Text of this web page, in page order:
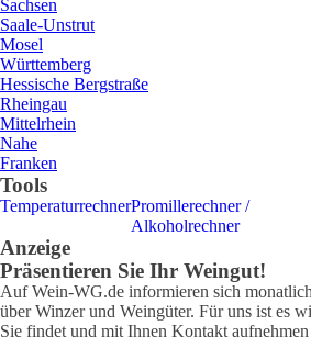
Sachsen
Saale-Unstrut
Mosel
Württemberg
Hessische Bergstraße
Rheingau
Mittelrhein
Nahe
Franken
Tools
TemperaturrechnerPromillerechner /
Alkoholrechner
Anzeige
Präsentieren Sie Ihr Weingut!
Auf Wein-WG.de informieren sich
über Winzer und Weingüter. Für uns ist es
Sie findet und mit Ihnen Kontakt